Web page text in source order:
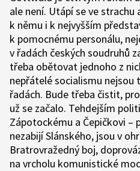
ale není. Utápí se ve strachu
k němu i k nejvyšším
k pomocnému personálu,
v řadách českých soudruhů
třeba obětovat jednoho z
nepřátelé socialismu nejsou
řadách. Bude třeba čistit,
už se začalo. Tehdejším
Zápotockému a Čepičkovi –
nezabijí Slánského, jsou v
Bratrovražedný boj,
na vrcholu komunistické